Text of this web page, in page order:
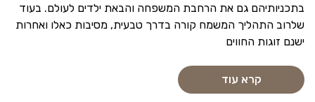
בתכניותיהם גם את הרחבת המשפחה והבאת ילדים לעולם. בעוד
שלרוב התהליך המשמח קורה בדרך טבעית, מסיבות כאלו ואחרות
ישנם זוגות החווים
קרא עוד